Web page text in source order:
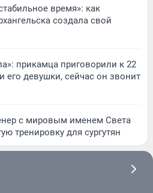
время»: как
создала свой
прикамца приговорили к 22
его девушки, сейчас он звонит
с мировым именем Света
тренировку для сургутян